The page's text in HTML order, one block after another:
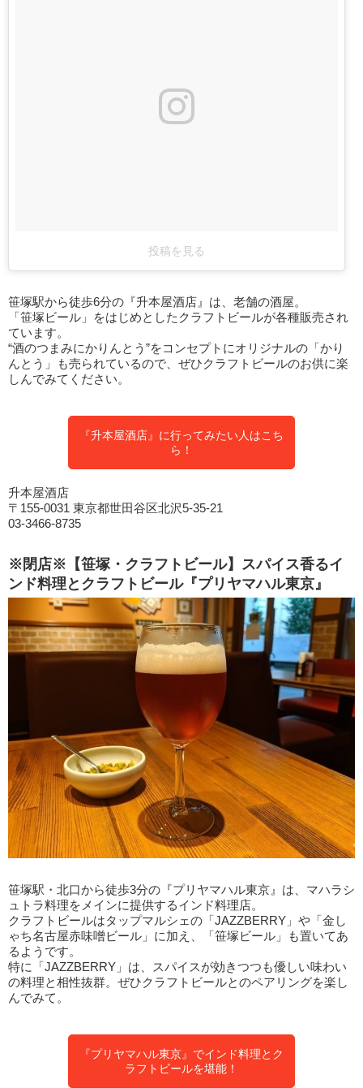
投稿を見る
笹塚駅から徒歩6分の『升本屋酒店』は、老舗の酒屋。
「笹塚ビール」をはじめとしたクラフトビールが各種販売され
ています。
“酒のつまみにかりんとう”をコンセプトにオリジナルの「かり
んとう」も売られているので、ぜひクラフトビールのお供に楽
しんでみてください。
『升本屋酒店』に行ってみたい人はこち
ら！
升本屋酒店
〒155-0031 東京都世田谷区北沢5-35-21
03-3466-8735
※閉店※【笹塚・クラフトビール】スパイス香るイ
ンド料理とクラフトビール『プリヤマハル東京』
笹塚駅・北口から徒歩3分の『プリヤマハル東京』は、マハラシ
ュトラ料理をメインに提供するインド料理店。
クラフトビールはタップマルシェの「JAZZBERRY」や「金し
ゃち名古屋赤味噌ビール」に加え、「笹塚ビール」も置いてあ
るようです。
特に「JAZZBERRY」は、スパイスが効きつつも優しい味わい
の料理と相性抜群。ぜひクラフトビールとのペアリングを楽し
んでみて。
『プリヤマハル東京』でインド料理とク
ラフトビールを堪能！